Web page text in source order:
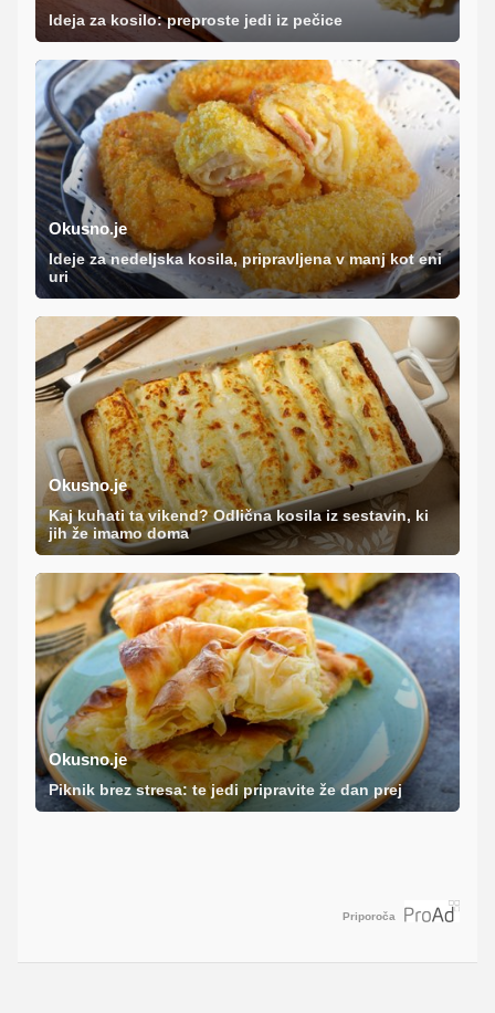
Ideja za kosilo: preproste jedi iz pečice
Okusno.je
Ideje za nedeljska kosila, pripravljena v manj kot eni
uri
Okusno.je
Kaj kuhati ta vikend? Odlična kosila iz sestavin, ki
jih že imamo doma
Okusno.je
Piknik brez stresa: te jedi pripravite že dan prej
Priporoča